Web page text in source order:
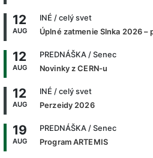
12
AUG
INÉ / celý svet
Úplné zatmenie Slnka 2026 –
12
AUG
PREDNÁŠKA / Senec
Novinky z CERN-u
12
AUG
INÉ / celý svet
Perzeidy 2026
19
AUG
PREDNÁŠKA / Senec
Program ARTEMIS